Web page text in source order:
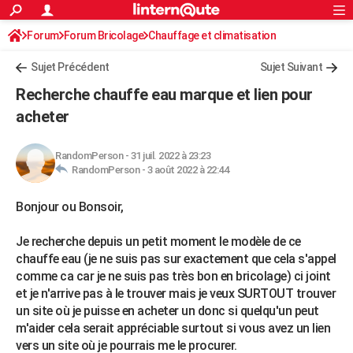
ACTUALITÉS
Politique
Société
Faits Divers
Education
Monde
Villes
+
Programme TV
Streaming
Cinéma
Sorties cinéma
Musique
FINANCE
Retraite
Impôts
Epargne
Immobilier
Risques naturels par ville
Banque
Assurance
Crédit
AUTO
Essais
Réserver un essai
Citadines
Berlines
SUV
Forum auto
+HIGH-TECH
Mobiles
Meilleur smartphone
Internet
Ordinateurs
Jeux vidéo
Guide high-tech
BRICOLAGE
Forum
Aménagement intérieur
Extérieur
Cuisine
Salle de bains
Jardinage
Rangement
WEEK-END
Guides de France
Escapades
Patrimoine
Expositions
Musées
Week-end nature
+LIFESTYLE
Art de vivre
Bien-être
Loisirs
Mode
Modes de vie
SANTE
Alimentation
Guide de la santé
Maladies
Médicaments
Sommeil
VOYAGE
Rechercher
S'inscrire
Connexion
Forum Forum Bricolage Chauffage et climatisation
Chauffe-eau électrique - gaz- solaire
Sujet Précédent Sujet Suivant
Recherche chauffe eau marque et lien pour
acheter
RandomPerson- 31 juil. 2022 à 23:23
RandomPerson - 3 août 2022 à 22:44
Bonjour ou Bonsoir,
Je recherche depuis un petit moment le modèle de ce
chauffe eau (je ne suis pas sur exactement que cela s'appel
comme ca car je ne suis pas très bon en bricolage) ci joint
et je n'arrive pas à le trouver mais je veux SURTOUT trouver
un site où je puisse en acheter un donc si quelqu'un peut
m'aider cela serait appréciable surtout si vous avez un lien
vers un site où je pourrais me le procurer.